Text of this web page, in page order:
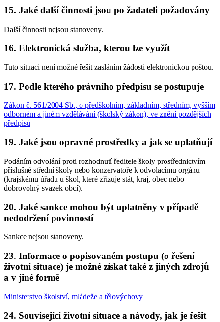
15. Jaké další činnosti jsou po žadateli požadovány
Další činnosti nejsou stanoveny.
16. Elektronická služba, kterou lze využít
Tuto situaci není možné řešit zasláním žádosti elektronickou poštou.
17. Podle kterého právního předpisu se postupuje
Zákon č. 561/2004 Sb., o předškolním, základním, středním, vyšším
odborném a jiném vzdělávání (školský zákon), ve znění pozdějších
předpisů
19. Jaké jsou opravné prostředky a jak se uplatňují
Podáním odvolání proti rozhodnutí ředitele školy prostřednictvím
příslušné střední školy nebo konzervatoře k odvolacímu orgánu
(krajskému úřadu u škol, které zřizuje stát, kraj, obec nebo
dobrovolný svazek obcí).
20. Jaké sankce mohou být uplatněny v případě
nedodržení povinností
Sankce nejsou stanoveny.
23. Informace o popisovaném postupu (o řešení
životní situace) je možné získat také z jiných zdrojů
a v jiné formě
Ministerstvo školství, mládeže a tělovýchovy
24. Související životní situace a návody, jak je řešit